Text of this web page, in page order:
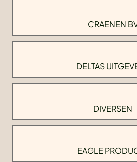
CRAENEN
DELTAS
DIVERSEN
EAGLE